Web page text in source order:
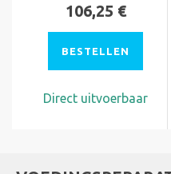
106,25 €
BESTELLEN
Direct uitvoerbaar